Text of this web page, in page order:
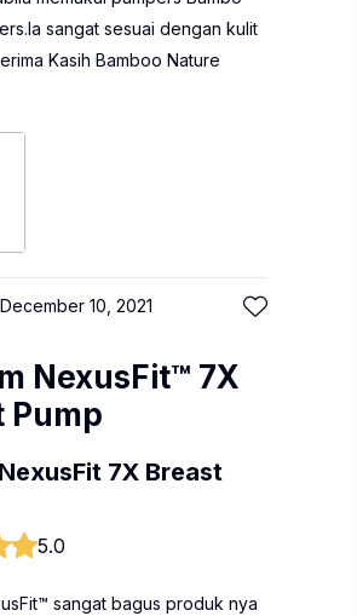
sangat sesuai dengan kulit
Kasih Bamboo Nature
December 10, 2021
NexusFit™ 7X
Pump
7X Breast
5.0
sangat bagus produk nya